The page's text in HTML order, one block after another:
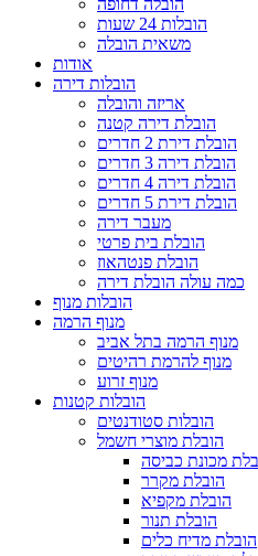
הובלה דחופה
הובלות 24 שעות
משאית הובלה
אודות
הובלות דירה
אריזה והובלה
הובלת דירה קטנה
הובלת דירת 2 חדרים
הובלת דירה 3 חדרים
הובלת דירה 4 חדרים
הובלת דירת 5 חדרים
מעבר דירה
הובלת בית פרטי
הובלת פנטהאוז
כמה עולה הובלת דירה
הובלות מנוף
מנוף הרמה
מנוף הרמה בתל אביב
מנוף להרמת רהיטים
מנוף זרוע
הובלות קטנות
הובלות סטודנטים
הובלת מוצרי חשמל
מכונת כביסה
הובלת מקרר
הובלת מקפיא
הובלת תנור
הובלת מדיח כלים